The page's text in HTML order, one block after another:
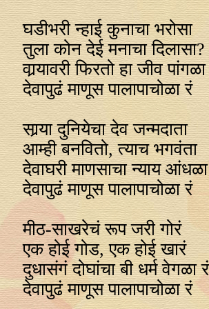
घडीभरी न्हाई कुनाचा भरोसा
तुला कोन देई मनाचा दिलासा?
वार्‍यावरी फिरतो हा जीव
देवापुढं माणूस पालापाचोळा रं
सार्‍या दुनियेचा देव जन्मदाता
आम्ही बनवितो, त्याच भगवंता
देवाघरी माणसाचा न्याय
देवापुढं माणूस पालापाचोळा रं
मीठ-साखरेचं रूप जरी गोरं
एक होई गोड, एक होई खारं
दुधासंगं दोघांचा बी धर्म वेगळा रं
देवापुढं माणूस पालापाचोळा रं